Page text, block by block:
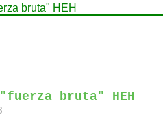
bruta" HEH
bruta" HEH